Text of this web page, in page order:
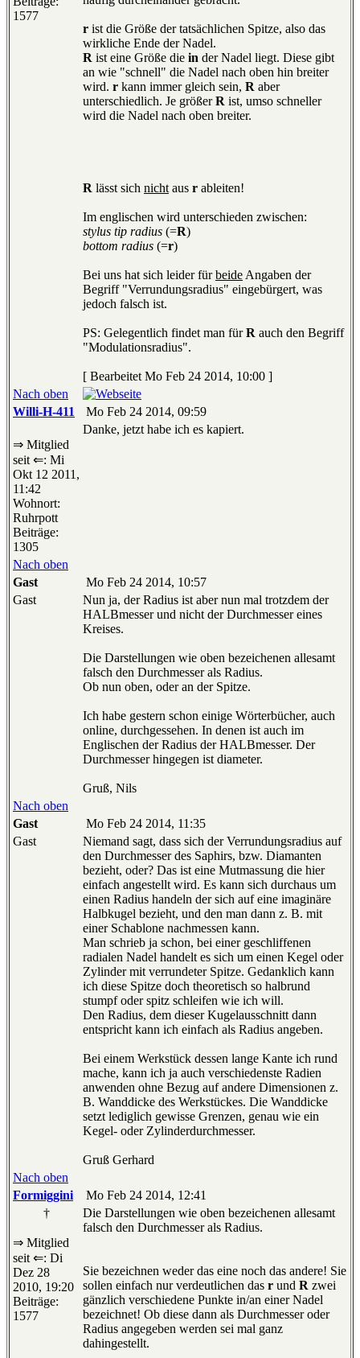
1577
r ist die Größe der tatsächlichen Spitze, also das
wirkliche Ende der Nadel.
R ist eine Größe die in der Nadel liegt. Diese gibt
an wie "schnell" die Nadel nach oben hin breiter
wird. r kann immer gleich sein, R aber
unterschiedlich. Je größerR ist, umso schneller
wird die Nadel nach oben breiter.
R lässt sich nicht aus r ableiten!
Im englischen wird unterschieden zwischen:
stylus tip radius (=R)
bottom radius (=r)
Bei uns hat sich leider fürbeide Angaben der
Begriff "Verrundungsradius" eingebürgert, was
jedoch falsch ist.
PS: Gelegentlich findet man fürR auch den Begriff
"Modulationsradius".
[ Bearbeitet Mo Feb 24 2014, 10:00 ]
Nach oben
Willi-H-411
Mo Feb 24 2014, 09:59
⇒ Mitglied
seit ⇐: Mi
Okt 12 2011,
11:42
Wohnort:
Ruhrpott
Beiträge:
1305
Danke, jetzt habe ich es kapiert.
Nach oben
Gast
Mo Feb 24 2014, 10:57
Gast
Nun ja, der Radius ist aber nun mal trotzdem der
HALBmesser und nicht der Durchmesser eines
Kreises.
Die Darstellungen wie oben bezeichenen allesamt
falsch den Durchmesser als Radius.
Ob nun oben, oder an der Spitze.
Ich habe gestern schon einige Wörterbücher, auch
online, durchgessehen. In denen ist auch im
Englischen der Radius der HALBmesser. Der
Durchmesser hingegen ist diameter.
Gruß, Nils
Nach oben
Gast
Mo Feb 24 2014, 11:35
Gast
Niemand sagt, dass sich der Verrundungsradius auf
den Durchmesser des Saphirs, bzw. Diamanten
bezieht, oder? Das ist eine Mutmassung die hier
einfach angestellt wird. Es kann sich durchaus um
einen Radius handeln der sich auf eine imaginäre
Halbkugel bezieht, und den man dann z. B. mit
einer Schablone nachmessen kann.
Man schrieb ja schon, bei einer geschliffenen
radialen Nadel handelt es sich um einen Kegel oder
Zylinder mit verrundeter Spitze. Gedanklich kann
ich diese Spitze doch theoretisch so halbrund
stumpf oder spitz schleifen wie ich will.
Den Radius, dem dieser Kugelausschnitt dann
entspricht kann ich einfach als Radius angeben.
Bei einem Werkstück dessen lange Kante ich rund
mache, kann ich ja auch verschiedenste Radien
anwenden ohne Bezug auf andere Dimensionen z.
B. Wanddicke des Werkstückes. Die Wanddicke
setzt lediglich gewisse Grenzen, genau wie ein
Kegel- oder Zylinderdurchmesser.
Gruß Gerhard
Nach oben
Formiggini
Mo Feb 24 2014, 12:41
†
⇒ Mitglied
seit ⇐: Di
Dez 28
2010, 19:20
Beiträge:
1577
Die Darstellungen wie oben bezeichenen allesamt
falsch den Durchmesser als Radius.
Sie bezeichnen weder das eine noch das andere! Sie
sollen einfach nur verdeutlichen das r und R zwei
gänzlich verschiedene Punkte in/an einer Nadel
bezeichnet! Ob diese dann als Durchmesser oder
Radius angegeben werden sei mal ganz
dahingestellt.